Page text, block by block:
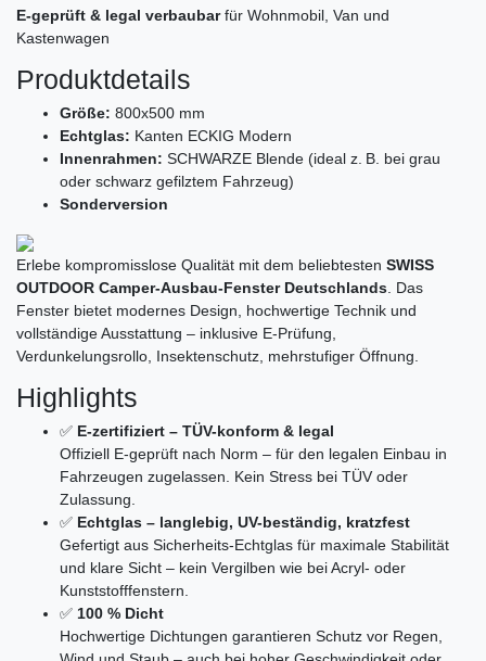
E-geprüft & legal verbaubarfür Wohnmobil, Van und
Kastenwagen
Produktdetails
Größe: 800x500 mm
Echtglas: Kanten ECKIG Modern
Innenrahmen: SCHWARZE Blende (ideal z. B. bei grau
oder schwarz gefilztem Fahrzeug)
Sonderversion
Erlebe kompromisslose Qualität mit dem beliebtesten SWISS
OUTDOOR Camper-Ausbau-Fenster Deutschlands . Das
Fenster bietet modernes Design, hochwertige Technik und
vollständige Ausstattung – inklusive E-Prüfung,
Verdunkelungsrollo, Insektenschutz, mehrstufiger Öffnung.
Highlights
✅ E-zertifiziert – TÜV-konform & legal
Offiziell E-geprüft nach Norm – für den legalen Einbau in
Fahrzeugen zugelassen. Kein Stress bei TÜV oder
Zulassung.
✅ Echtglas – langlebig, UV-beständig, kratzfest
Gefertigt aus Sicherheits-Echtglas für maximale Stabilität
und klare Sicht – kein Vergilben wie bei Acryl- oder
Kunststofffenstern.
✅ 100 % Dicht
Hochwertige Dichtungen garantieren Schutz vor Regen,